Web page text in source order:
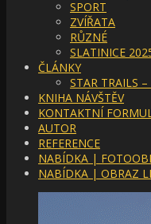
SPORT
ZVÍŘATA
RŮZNÉ
SLATINICE
ČLÁNKY
STAR TRAILS
KNIHA NÁVŠTĚV
KONTAKTNÍ
AUTOR
REFERENCE
NABÍDKA |
NABÍDKA | OBRAZ